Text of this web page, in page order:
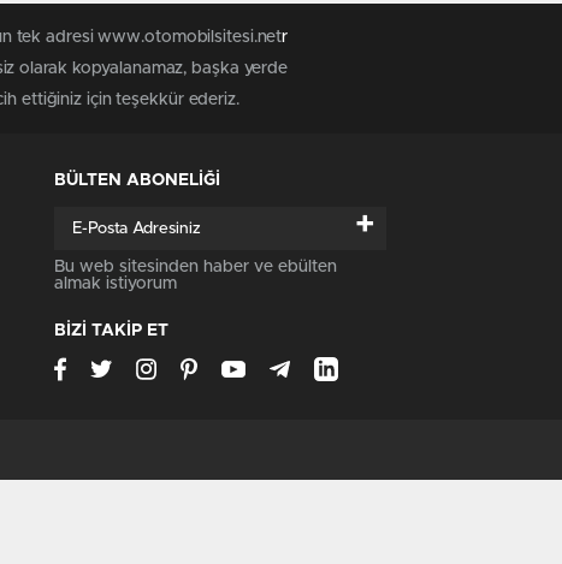
tek adresi www.otomobilsitesi.netr
olarak kopyalanamaz, başka yerde
ettiğiniz için teşekkür ederiz.
BÜLTEN ABONELİĞİ
+
Bu web sitesinden haber ve ebülten
almak istiyorum
BİZİ TAKİP ET